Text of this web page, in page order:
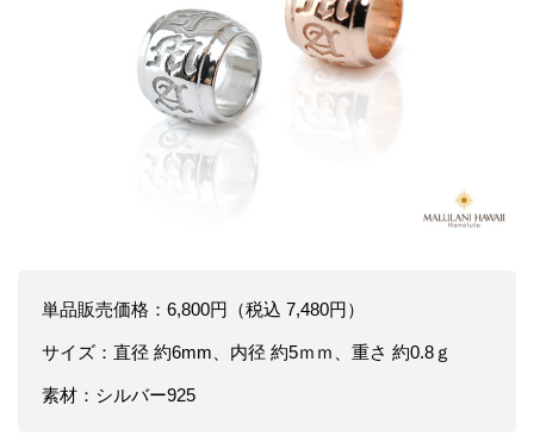
単品販売価格：6,800円（税込 7,480円）
サイズ：直径 約6mm、内径 約5ｍｍ、重さ 約0.8ｇ
素材：シルバー925